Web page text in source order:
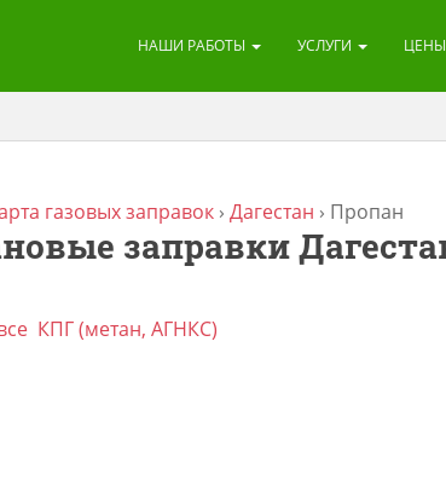
НАШИ РАБОТЫ УСЛУГИ ЦЕНЫ
газовых заправок › Дагестан › Пропан
заправки
КПГ (метан, АГНКС)